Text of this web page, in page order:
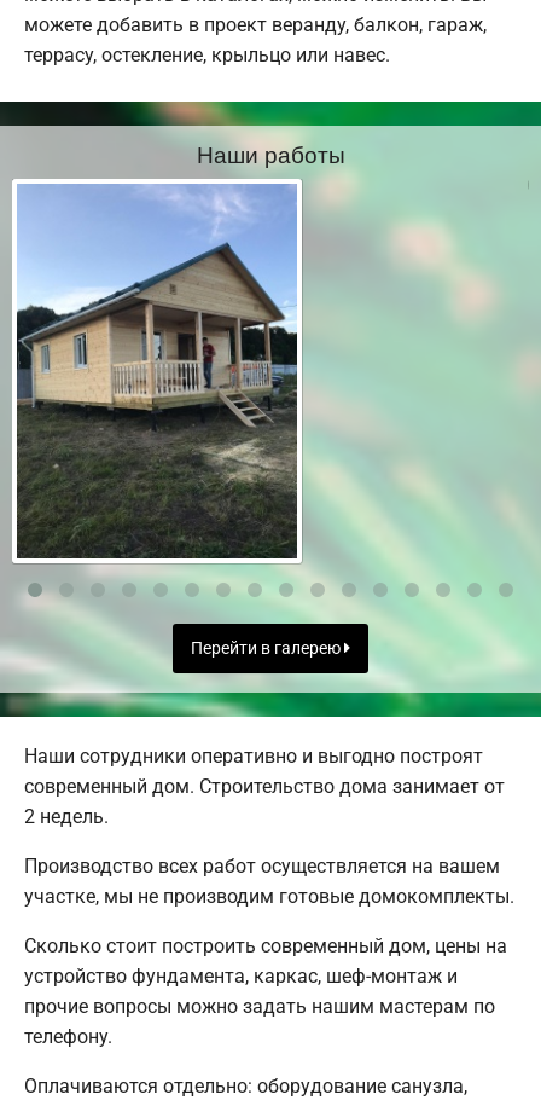
можете добавить в проект веранду, балкон, гараж,
террасу, остекление, крыльцо или навес.
Наши работы
Перейти в галерею
Наши сотрудники оперативно и выгодно построят
современный дом. Строительство дома занимает от
2 недель.
Производство всех работ осуществляется на вашем
участке, мы не производим готовые домокомплекты.
Сколько стоит построить современный дом, цены на
устройство фундамента, каркас, шеф-монтаж и
прочие вопросы можно задать нашим мастерам по
телефону.
Оплачиваются отдельно: оборудование санузла,